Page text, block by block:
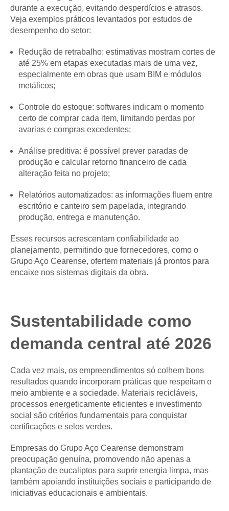
durante a execução, evitando desperdícios e atrasos.
Veja exemplos práticos levantados por estudos de
desempenho do setor:
Redução de retrabalho: estimativas mostram cortes de
até 25% em etapas executadas mais de uma vez,
especialmente em obras que usam BIM e módulos
metálicos;
Controle do estoque: softwares indicam o momento
certo de comprar cada item, limitando perdas por
avarias e compras excedentes;
Análise preditiva: é possível prever paradas de
produção e calcular retorno financeiro de cada
alteração feita no projeto;
Relatórios automatizados: as informações fluem entre
escritório e canteiro sem papelada, integrando
produção, entrega e manutenção.
Esses recursos acrescentam confiabilidade ao
planejamento, permitindo que fornecedores, como o
Grupo Aço Cearense, ofertem materiais já prontos para
encaixe nos sistemas digitais da obra.
Sustentabilidade como
demanda central até 2026
Cada vez mais, os empreendimentos só colhem bons
resultados quando incorporam práticas que respeitam o
meio ambiente e a sociedade. Materiais recicláveis,
processos energeticamente eficientes e investimento
social são critérios fundamentais para conquistar
certificações e selos verdes.
Empresas do Grupo Aço Cearense demonstram
preocupação genuína, promovendo não apenas a
plantação de eucaliptos para suprir energia limpa, mas
também apoiando instituições sociais e participando de
iniciativas educacionais e ambientais.